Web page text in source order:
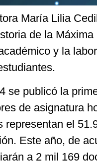
María Lilia
de la
y la
se publicó la
de asignatura
representan el
Este año, de
a 2 mil 169